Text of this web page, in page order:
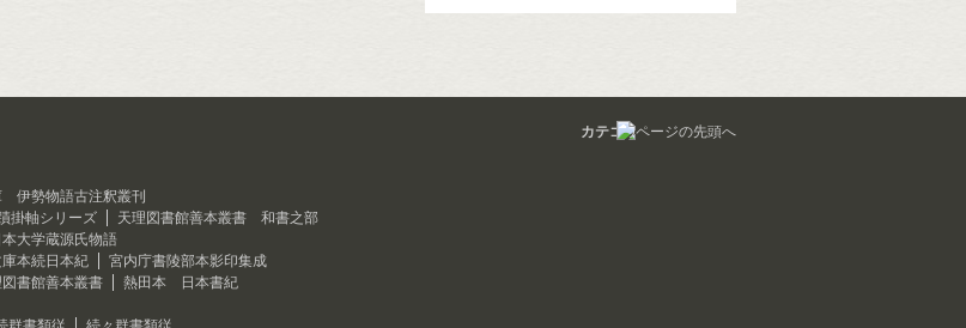
カテゴリ
伊勢物語古注釈叢刊
掛軸シリーズ
天理図書館善本叢書 和書之部
本大学蔵源氏物語
本続日本紀
宮内庁書陵部本影印集成
図書館善本叢書
熱田本 日本書紀